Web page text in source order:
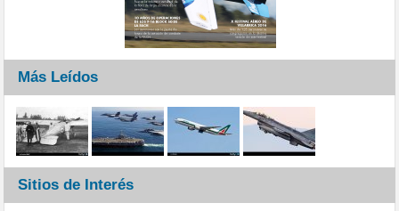
Más Leídos
Sitios de Interés